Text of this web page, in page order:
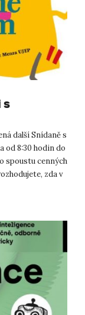
s
další Snídaně s
od 8:30 hodin do
spoustu cenných
zda v